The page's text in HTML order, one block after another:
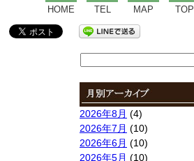
HOME TEL MAP TOP
2026年8月 (4)
2026年7月 (10)
2026年6月 (10)
2026年5月 (10)